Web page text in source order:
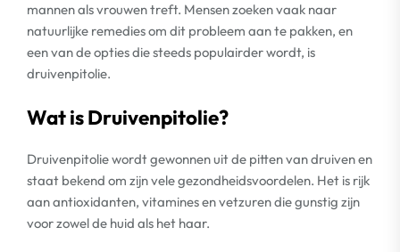
mannen als vrouwen treft. Mensen zoeken vaak naar
natuurlijke remedies om dit probleem aan te pakken, en
een van de opties die steeds populairder wordt, is
druivenpitolie.
Wat is Druivenpitolie?
Druivenpitolie wordt gewonnen uit de pitten van druiven en
staat bekend om zijn vele gezondheidsvoordelen. Het is rijk
aan antioxidanten, vitamines en vetzuren die gunstig zijn
voor zowel de huid als het haar.